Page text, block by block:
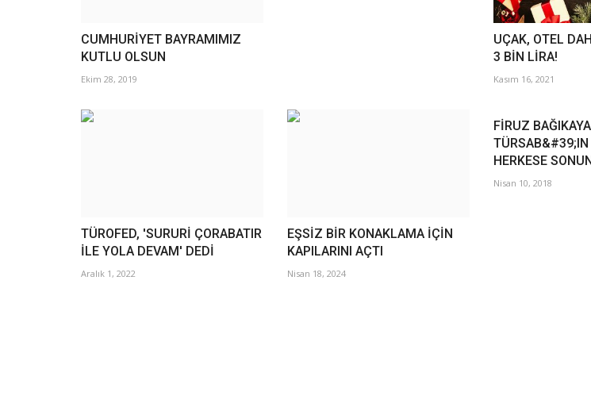
CUMHURİYET BAYRAMIMIZ
KUTLU OLSUN
Ekim 28, 2019
UÇAK, OTEL
3 BİN LİRA!
Kasım 16, 2021
TÜROFED, 'SURURİ ÇORABATIR
İLE YOLA DEVAM' DEDİ
Aralık 1, 2022
EŞSİZ BİR KONAKLAMA İÇİN
KAPILARINI AÇTI
Nisan 18, 2024
FİRUZ
TÜRSAB&#39;IN
HERKESE
Nisan 10, 2018